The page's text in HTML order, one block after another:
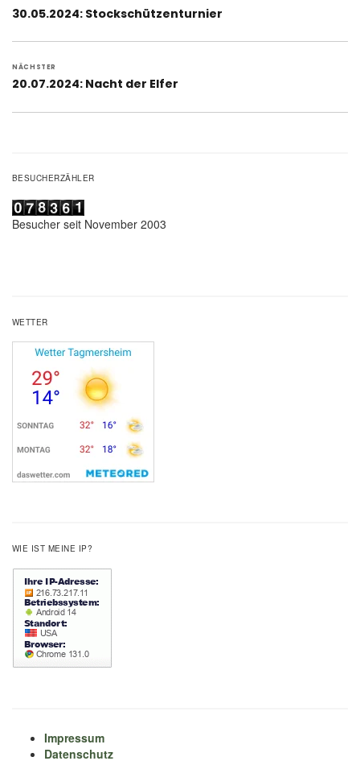
Vorheriger
30.05.2024: Stockschützenturnier
NÄCHSTER
Nächster
20.07.2024: Nacht der Elfer
BESUCHERZÄHLER
Besucher seit November 2003
WETTER
WIE IST MEINE IP?
Impressum
Datenschutz